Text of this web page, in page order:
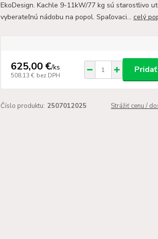
EkoDesign. Kachle 9-11kW/77 kg sú starostlivo
vyberateľnú nádobu na popol. Spaľovaci... celý
625,00 €/ks
508,13 € bez DPH
Číslo produktu: 2507012025 Strážiť cenu /